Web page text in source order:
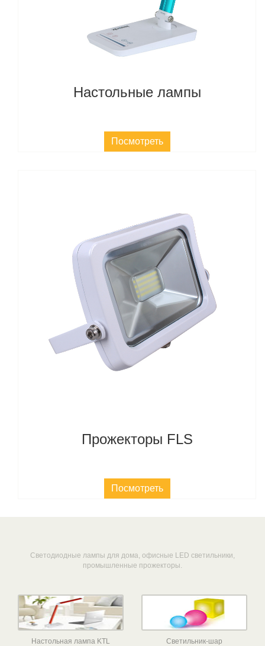
Настольные лампы
Посмотреть
Прожекторы FLS
Посмотреть
Светодиодные лампы для дома, офисные LED светильники,
промышленные прожекторы.
Настольная лампа KTL Светильник-шар